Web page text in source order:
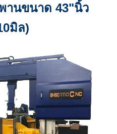
านขนาด 43"นิ้ว
มิล)